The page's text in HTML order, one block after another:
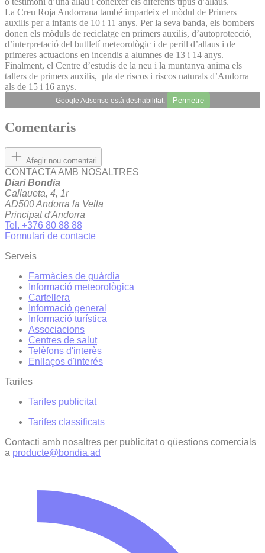
La Creu Roja Andorrana també imparteix el mòdul de Primers
auxilis per a infants de 10 i 11 anys. Per la seva banda, els bombers
donen els mòduls de reciclatge en primers auxilis, d’autoprotecció,
d’interpretació del butlletí meteorològic i de perill d’allaus i de
primeres actuacions en incendis a alumnes de 13 i 14 anys.
Finalment, el Centre d’estudis de la neu i la muntanya anima els
tallers de primers auxilis, pla de riscos i riscos naturals d’Andorra
als de 15 i 16 anys.
Google Adsense està deshabilitat. Permetre
Comentaris
Afegir nou comentari
CONTACTA AMB NOSALTRES
Diari Bondia
Callaueta, 4, 1r
AD500 Andorra la Vella
Principat d'Andorra
Tel. +376 80 88 88
Formulari de contacte
Serveis
Farmàcies de guàrdia
Informació meteorològica
Cartellera
Informació general
Informació turística
Associacions
Centres de salut
Telèfons d'interès
Enllaços d'interés
Tarifes
Tarifes publicitat
Tarifes classificats
Contacti amb nosaltres per publicitat o qüestions comercials
a producte@bondia.ad